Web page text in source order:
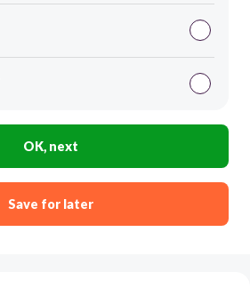
OK, next
Save for later